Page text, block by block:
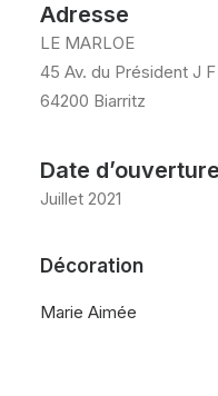
Adresse
LE MARLOE
45 Av. du Président J
64200 Biarritz
Date d’ouverture
Juillet 2021
Décoration
Marie Aimée